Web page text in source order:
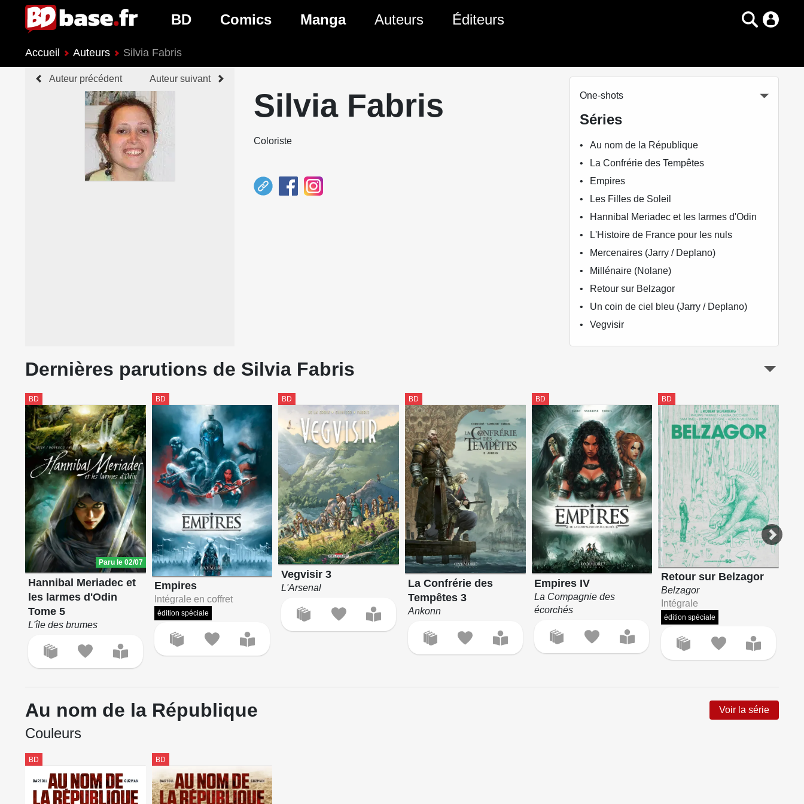
BD
Nouveautés BD
Prochaines sorties BD
Comics
Genres Comics
Manga
Genres Manga
Auteurs Éditeurs
Accueil Auteurs Silvia Fabris
Auteur précédent Auteur suivant
Silvia Fabris
Coloriste
One-shots
Séries
Au nom de la République
La Confrérie des Tempêtes
Empires
Les Filles de Soleil
Hannibal Meriadec et les larmes d'Odin
L'Histoire de France pour les nuls
Mercenaires (Jarry / Deplano)
Millénaire (Nolane)
Retour sur Belzagor
Un coin de ciel bleu (Jarry / Deplano)
Vegvisir
Dernières parutions de Silvia Fabris
BD
Paru le 02/07
Hannibal Meriadec et
les larmes d'Odin
Tome 5
L'île des brumes
BD
Empires
Intégrale en coffret
édition spéciale
BD
Vegvisir 3
L'Arsenal
BD
La Confrérie des
Tempêtes 3
Ankonn
BD
Empires IV
La Compagnie des
écorchés
BD
Retour sur Belzagor
Belzagor
Intégrale
édition spéciale
Au nom de la République Voir la série
Couleurs
BD BD